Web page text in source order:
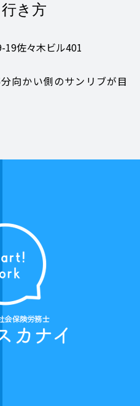
き方
19佐々木ビル401
向かい側のサンリブが目